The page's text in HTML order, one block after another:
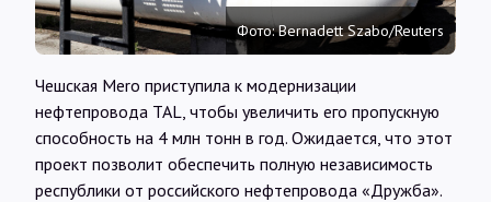
О нас
@Infotek_Russia
Фото: Bernadett Szabo/Reuters
Чешская Mero приступила к модернизации
нефтепровода TAL, чтобы увеличить его пропускную
способность на 4 млн тонн в год. Ожидается, что этот
проект позволит обеспечить полную независимость
республики от российского нефтепровода «Дружба».